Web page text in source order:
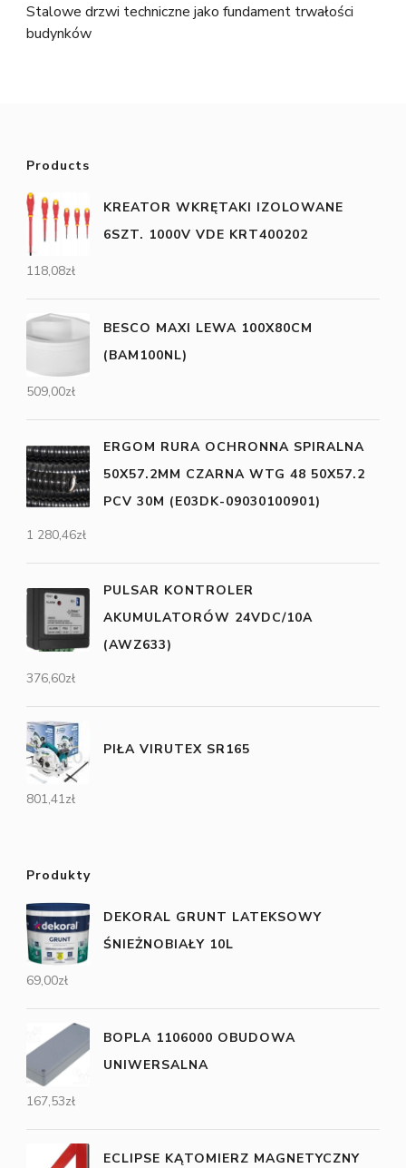
Stalowe drzwi techniczne jako fundament trwałości
budynków
Products
KREATOR WKRĘTAKI IZOLOWANE
6SZT. 1000V VDE KRT400202
118,08zł
BESCO MAXI LEWA 100X80CM
(BAM100NL)
509,00zł
ERGOM RURA OCHRONNA SPIRALNA
50X57.2MM CZARNA WTG 48 50X57.2
PCV 30M (E03DK-09030100901)
1 280,46zł
PULSAR KONTROLER
AKUMULATORÓW 24VDC/10A
(AWZ633)
376,60zł
PIŁA VIRUTEX SR165
801,41zł
Produkty
DEKORAL GRUNT LATEKSOWY
ŚNIEŻNOBIAŁY 10L
69,00zł
BOPLA 1106000 OBUDOWA
UNIWERSALNA
167,53zł
ECLIPSE KĄTOMIERZ MAGNETYCZNY